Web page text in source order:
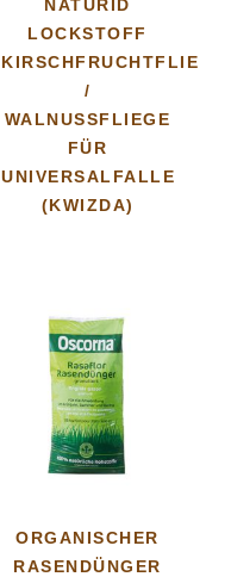
NATURID
LOCKSTOFF
KIRSCHFRUCHTFLIEGE
/
WALNUSSFLIEGE
FÜR
UNIVERSALFALLE
(KWIZDA)
ORGANISCHER
RASENDÜNGER